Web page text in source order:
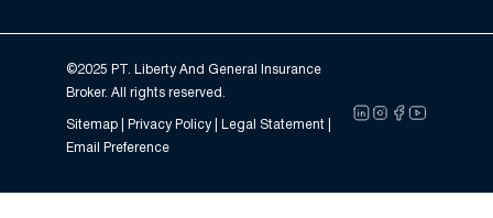
©2025 PT. Liberty And General Insurance
Broker. All rights reserved.
Sitemap | Privacy Policy | Legal Statement |
Email Preference